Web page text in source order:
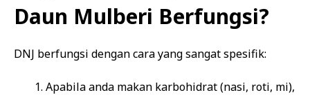
Daun Mulberi Berfungsi?
DNJ berfungsi dengan cara yang sangat spesifik:
Apabila anda makan karbohidrat (nasi, roti, mi),